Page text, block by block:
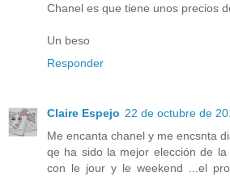
Chanel es que tiene unos precios
Un beso
Responder
Claire Espejo 22 de octubre de
Me encanta chanel y me encsnta
qe ha sido la mejor elección de
con le jour y le weekend ...el